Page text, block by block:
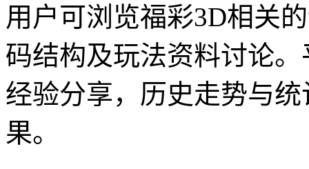
用户可浏览福彩3D相关
码结构及玩法资料讨论
经验分享，历史走势与
果。